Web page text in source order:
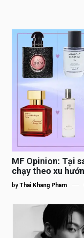
MF Opinion: Tại
chạy theo xu
by Thai Khang Pham